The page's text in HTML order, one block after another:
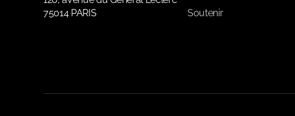
75014 PARIS
Soutenir